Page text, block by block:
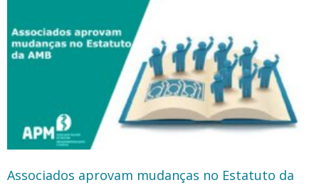
Associados aprovam mudanças no Estatuto da